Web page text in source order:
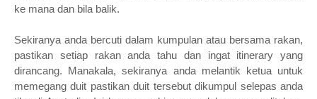
ke mana dan bila balik.
Sekiranya anda bercuti dalam kumpulan atau bersama rakan,
pastikan setiap rakan anda tahu dan ingat itinerary yang
dirancang. Manakala, sekiranya anda melantik ketua untuk
memegang duit pastikan duit tersebut dikumpul selepas anda